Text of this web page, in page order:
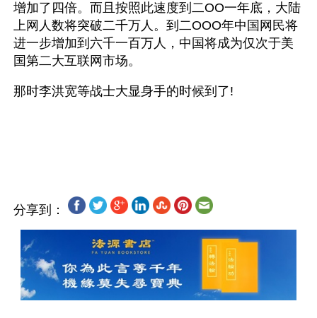
增加了四倍。而且按照此速度到二OO一年底，大陆
上网人数将突破二千万人。到二OOO年中国网民将
进一步增加到六千一百万人，中国将成为仅次于美
国第二大互联网市场。
那时李洪宽等战士大显身手的时候到了!
分享到：